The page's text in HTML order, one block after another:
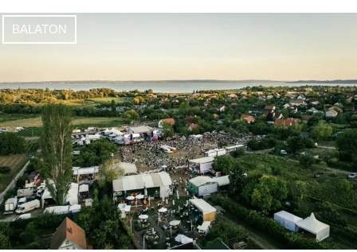
BALATON